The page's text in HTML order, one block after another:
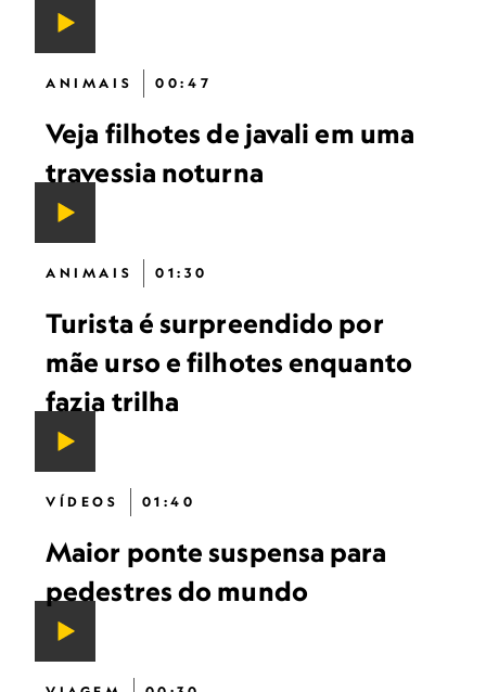
ANIMAIS 00:47
Veja filhotes de javali em uma
travessia noturna
ANIMAIS 01:30
Turista é surpreendido por
mãe urso e filhotes enquanto
fazia trilha
VÍDEOS 01:40
Maior ponte suspensa para
pedestres do mundo